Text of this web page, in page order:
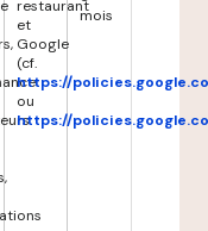
restaurant
et
Google
(cf.
https://
ou
https://
mois